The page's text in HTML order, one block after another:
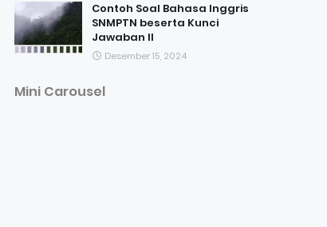
Contoh Soal Bahasa Inggris
SNMPTN beserta Kunci
Jawaban II
Desember 15, 2024
Mini Carousel